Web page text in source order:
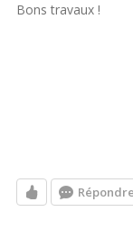
Bons travaux !
Répondre